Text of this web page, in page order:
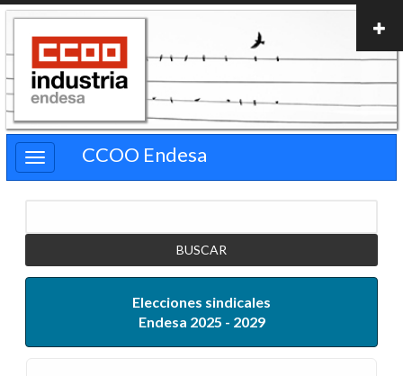
Pasar
contenido
principal
CCOO Endesa
Elecciones sindicales
Endesa 2025 - 2029